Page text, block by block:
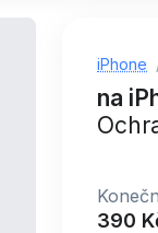
iPhone
na
390